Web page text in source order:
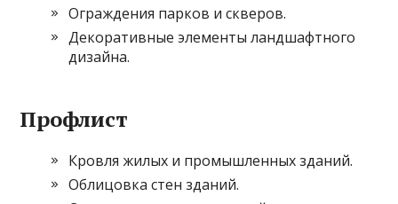
Ограждения парков и скверов.
Декоративные элементы ландшафтного
дизайна.
Профлист
Кровля жилых и промышленных зданий.
Облицовка стен зданий.